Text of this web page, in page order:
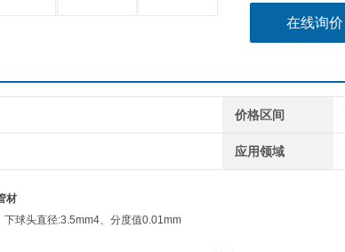
在线询价
价格区间
应用领域
材
球头直径:3.5mm4、分度值0.01mm